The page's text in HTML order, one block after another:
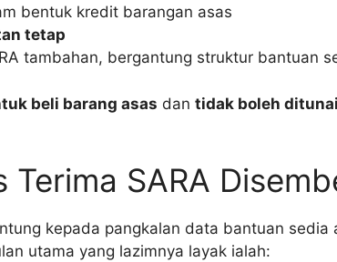
bentuk kredit barangan asas
tetap
tambahan, bergantung struktur bantuan
beli barang asas dan tidak boleh
Terima SARA
kepada pangkalan data bantuan sedia
utama yang lazimnya layak ialah: